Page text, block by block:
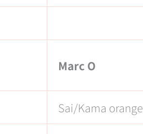
Marc O
Sai/Kama orange